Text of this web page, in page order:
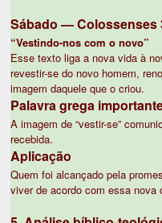
Sábado — Colossenses
“Vestindo-nos com o novo”
Esse texto liga a nova vida à
revestir-se do novo homem,
imagem daquele que o criou.
Palavra grega
A imagem de “vestir-se”
recebida.
Aplicação
Quem foi alcançado pela
viver de acordo com essa nova